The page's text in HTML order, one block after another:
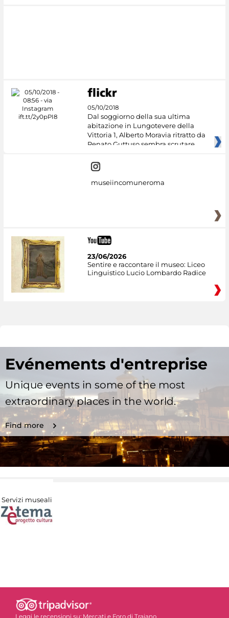
05/10/2018
Dal soggiorno della sua ultima
abitazione in Lungotevere della
Vittoria 1, Alberto Moravia ritratto da
Renato Guttuso sembra scrutare
museiincomuneroma
23/06/2026
Sentire e raccontare il museo: Liceo
Linguistico Lucio Lombardo Radice
Evénements d'entreprise
Unique events in some of the most
extraordinary places in the world.
Find more
Servizi museali
Leggi le recensioni su: Mercati e Foro di Traiano